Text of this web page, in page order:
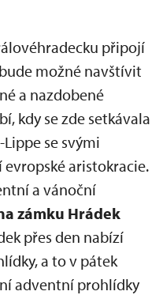
připojí
možné navštívit
a nazdobené
kdy se zde setkávala
se svými
aristokracie.
a vánoční
zámku Hrádek
přes den nabízí
a to v pátek
adventní prohlídky